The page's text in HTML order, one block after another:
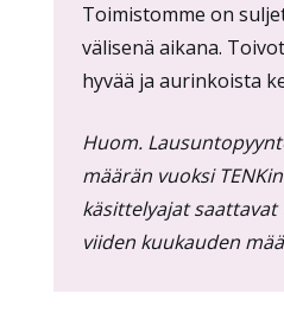
Toimistomme on
välisenä aikana.
hyvää ja aurinkoista
Huom.
määrän vuoksi
käsittelyajat
viiden kuukauden